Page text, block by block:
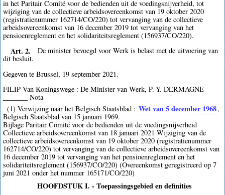
in het Paritair Comité voor de bedienden uit de voedingsnijverheid, tot
wijziging van de collectieve arbeidsovereenkomst van 19 oktober 2020
(registratienummer 162714/CO/220) tot vervanging van de collectieve
arbeidsovereenkomst van 16 december 2019 tot vervanging van het
pensioenreglement en het solidariteitsreglement (156937/CO/220).
Art. 2.
De minister bevoegd voor Werk is belast met de uitvoering van
dit besluit.
Gegeven te Brussel, 19 september 2021.
FILIP Van Koningswege : De Minister van Werk, P.-Y. DERMAGNE
_______ Nota
(1) Verwijzing naar het Belgisch Staatsblad : Wet van 5 december 1968,
Belgisch Staatsblad van 15 januari 1969.
Bijlage Paritair Comité voor de bedienden uit de voedingsnijverheid
Collectieve arbeidsovereenkomst van 18 januari 2021 Wijziging van de
collectieve arbeidsovereenkomst van 19 oktober 2020 (registratienummer
162714/CO/220) tot vervanging van de collectieve arbeidsovereenkomst van
16 december 2019 tot vervanging van het pensioenreglement en het
solidariteitsreglement (156937/CO/220) (Overeenkomst geregistreerd op 7
juni 2021 onder het nummer 165171/CO/220)
HOOFDSTUK I. - Toepassingsgebied en definities